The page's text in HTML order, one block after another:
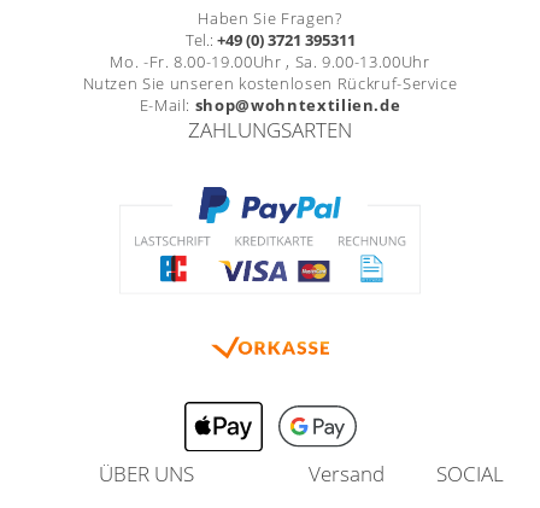
Haben Sie Fragen?
Tel.: +49 (0) 3721 395311
Mo. -Fr. 8.00-19.00Uhr , Sa. 9.00-13.00Uhr
Nutzen Sie unseren kostenlosen Rückruf-Service
E-Mail: shop@wohntextilien.de
ZAHLUNGSARTEN
ÜBER UNS Versand SOCIAL